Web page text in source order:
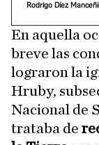
Rodrigo Díez
En aquella
breve las
lograron la
Hruby,
Nacional de
trataba de